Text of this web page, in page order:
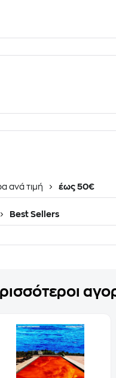
ανά τιμή έως 50€
Best Sellers